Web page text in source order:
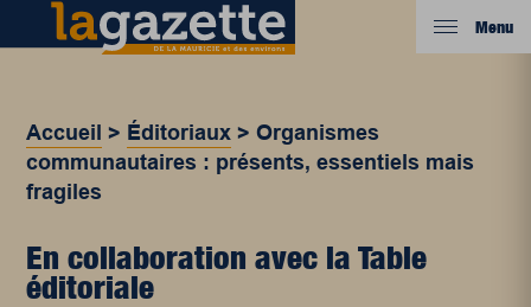
Menu
Accueil > Éditoriaux >Organismes
communautaires : présents, essentiels mais
fragiles
En collaboration avec la Table
éditoriale